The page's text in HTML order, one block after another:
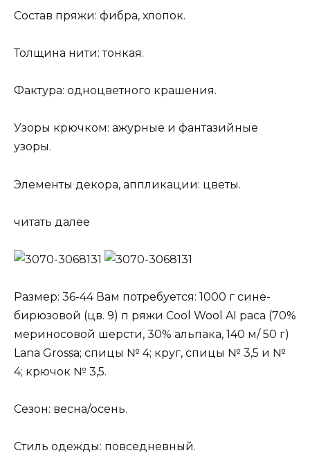
Состав пряжи: фибра, хлопок.
Толщина нити: тонкая.
Фактура: одноцветного крашения.
Узоры крючком: ажурные и фантазийные
узоры.
Элементы декора, аппликации: цветы.
читать далее
Размер: 36-44 Вам потребуется: 1000 г сине-
бирюзовой (цв. 9) п ряжи Cool Wool AI раса (70%
мериносовой шерсти, 30% альпака, 140 м/ 50 г)
Lana Grossa; спицы № 4; круг, спицы № 3,5 и №
4; крючок № 3,5.
Сезон: весна/осень.
Стиль одежды: повседневный.